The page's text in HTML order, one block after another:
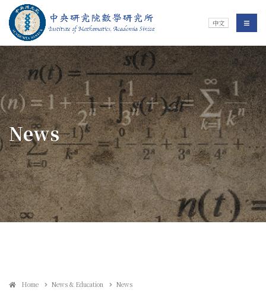
Jump To中央區塊/Main Content
Institute of 中文 選單/
:::
News
Home News & Education News